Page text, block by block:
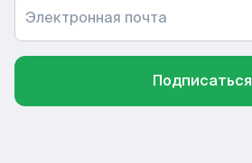
Электронная почта
Подписаться